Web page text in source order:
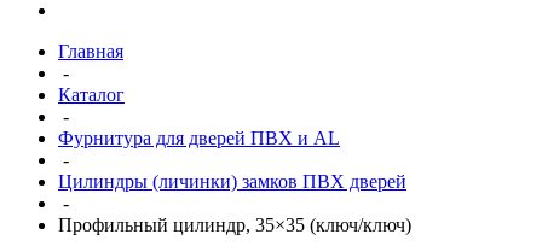
Главная
-
Каталог
-
Фурнитура для дверей ПВХ и AL
-
Цилиндры (личинки) замков ПВХ дверей
-
Профильный цилиндр, 35×35 (ключ/ключ)